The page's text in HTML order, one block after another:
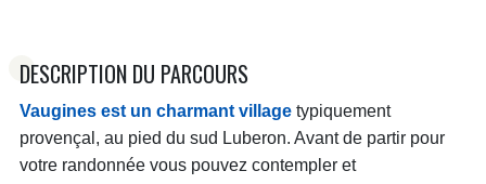
DESCRIPTION DU PARCOURS
Vaugines est un charmant villagetypiquement
provençal, au pied du sud Luberon. Avant de partir pour
votre randonnée vous pouvez contempler et